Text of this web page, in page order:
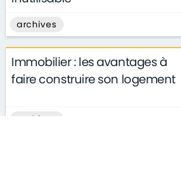
archives
Immobilier : les avantages à
faire construire son logement
archives